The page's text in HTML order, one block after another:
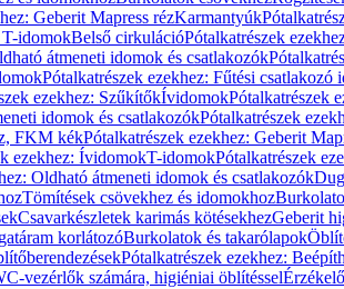
Geberit Mapress rézKarmantyúk
T-idomokBelső cirkulációPótalkatrészek
átmeneti idomok és csatlakozók
Pótalkatrészek ezekhez: Fűtési csatlakozó
ezekhez: SzűkítőkÍvidomokPótalkatrészek
idomok és csatlakozókPótalkatrészek
FKM kékPótalkatrészek ezekhez: Geberit
ezekhez: ÍvidomokT-idomokPótalkatrészek
Oldható átmeneti idomok és csatlakozók
Tömítések csövekhez és idomokhoz
Csavarkészletek karimás kötésekhezGeberit
korlátozóBurkolatok és takarólapok
Pótalkatrészek ezekhez:
vezérlők számára, higiéniai öblítéssel